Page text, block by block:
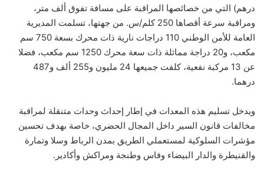
درهم) التي من خصائصها المراقبة على مسافة تفوق ألف متر،
ومراقبة سرعة أقصاها 250 كلم/س. من جهتها، تسلمت المديرية
العامة للأمن الوطني 110 دراجات نارية ذات محرك بسعة 750 سم
مكعب، و20 دراجة مماثلة ذات سعة محرك 1250 سم مكعب، فضلا
عن 13 مركبة نفعية، كلفت جميعها 24 مليون و255 ألف و487
درهما.
ويدخل تسليم هذه المعدات في إطار إحداث وحدات متنقلة لمراقبة
مخالفات قانون السير داخل المجال الحضري، خاصة بهدف تحسين
مؤشرات السلوكية لمستعملي الطريق بمدن الرباط وسلا وتمارة
والقنيطرة والدار البيضاء وفاس وطنجة ومراكش وأكادير.